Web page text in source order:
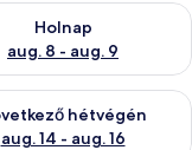
aug. 7 - aug. 8
Holnap
aug. 8 - aug. 9
rendelkezésre állás
aug. 7 -
hétvégén
aug. 14 - aug. 16
hétvégi